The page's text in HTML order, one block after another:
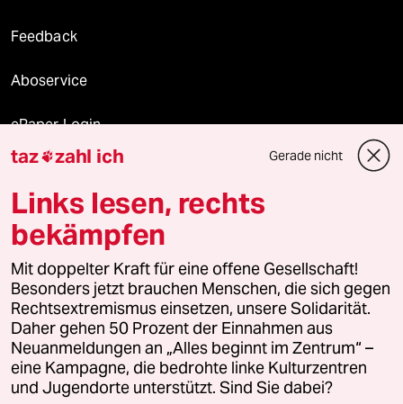
Feedback
Aboservice
ePaper Login
Downloads für Abonnierende
© 2026 taz Verlags und Vertriebs GmbH
Alle Rechte vorbehalten. Bei rechtlichen Fragen oder für Genehmigungen
wenden Sie sich bitte an
lizenzen@taz.de
Feedback Redaktionsstatut Kommune-Richtlinien
Leitlinie Informant Datenschutz Impressum AGB
taz zahl ich Gerade nicht
Links lesen, rechts
bekämpfen
Mit doppelter Kraft für eine offene Gesellschaft!
Besonders jetzt brauchen Menschen, die sich gegen
Rechtsextremismus einsetzen, unsere Solidarität.
Daher gehen 50 Prozent der Einnahmen aus
Neuanmeldungen an „Alles beginnt im Zentrum“ –
eine Kampagne, die bedrohte linke Kulturzentren
und Jugendorte unterstützt. Sind Sie dabei?